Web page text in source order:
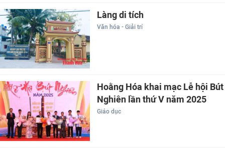
Làng di tích
Văn hóa - Giải trí
Hoằng Hóa khai mạc Lễ hội Bút
Nghiên lần thứ V năm 2025
Giáo dục